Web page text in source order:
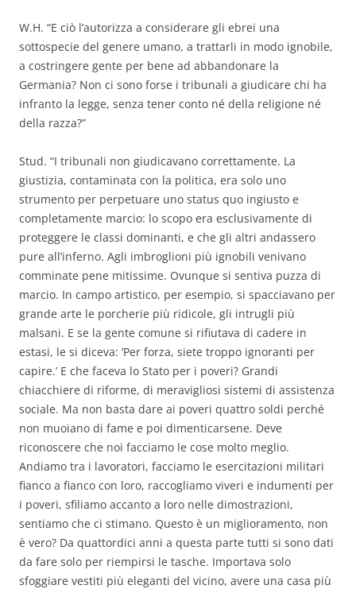
W.H. “E ciò l’autorizza a considerare gli ebrei una
sottospecie del genere umano, a trattarli in modo ignobile,
a costringere gente per bene ad abbandonare la
Germania? Non ci sono forse i tribunali a giudicare chi ha
infranto la legge, senza tener conto né della religione né
della razza?”
Stud. “I tribunali non giudicavano correttamente. La
giustizia, contaminata con la politica, era solo uno
strumento per perpetuare uno status quo ingiusto e
completamente marcio: lo scopo era esclusivamente di
proteggere le classi dominanti, e che gli altri andassero
pure all’inferno. Agli imbroglioni più ignobili venivano
comminate pene mitissime. Ovunque si sentiva puzza di
marcio. In campo artistico, per esempio, si spacciavano per
grande arte le porcherie più ridicole, gli intrugli più
malsani. E se la gente comune si rifiutava di cadere in
estasi, le si diceva: ‘Per forza, siete troppo ignoranti per
capire.’ E che faceva lo Stato per i poveri? Grandi
chiacchiere di riforme, di meravigliosi sistemi di assistenza
sociale. Ma non basta dare ai poveri quattro soldi perché
non muoiano di fame e poi dimenticarsene. Deve
riconoscere che noi facciamo le cose molto meglio.
Andiamo tra i lavoratori, facciamo le esercitazioni militari
fianco a fianco con loro, raccogliamo viveri e indumenti per
i poveri, sfiliamo accanto a loro nelle dimostrazioni,
sentiamo che ci stimano. Questo è un miglioramento, non
è vero? Da quattordici anni a questa parte tutti si sono dati
da fare solo per riempirsi le tasche. Importava solo
sfoggiare vestiti più eleganti del vicino, avere una casa più